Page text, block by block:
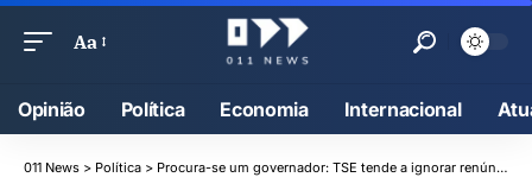
Aa
Opinião Política Economia Internacional
011 News > Política > Procura-se um governador: TSE tende a ignorar renúncia e tornar Cláudio Castro inelegível